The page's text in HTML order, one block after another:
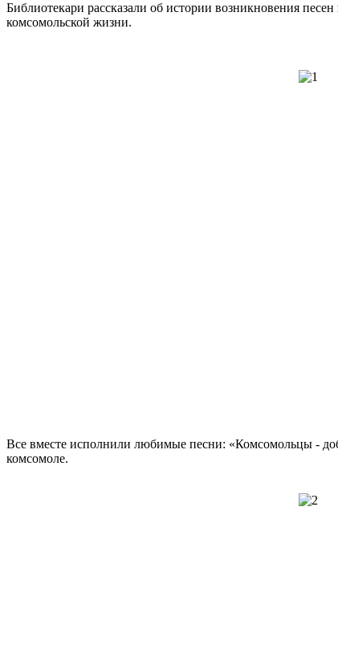
Библиотекари рассказали об истории возникновения
комсомольской жизни.
Все вместе исполнили любимые песни: «Комсомольцы -
комсомоле.